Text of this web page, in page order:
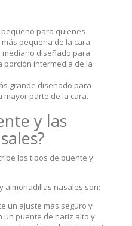
para quienes
pequeña de la cara.
diseñado para
intermedia de la
grande diseñado para
parte de la cara.
y las
los tipos de puente y
almohadillas nasales son:
un ajuste más seguro y
un puente de nariz alto y